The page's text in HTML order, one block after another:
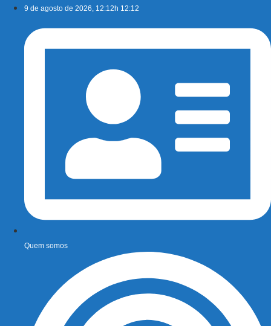
conteúdo
9 de agosto de 2026, 12:12h 12:12
Quem somos